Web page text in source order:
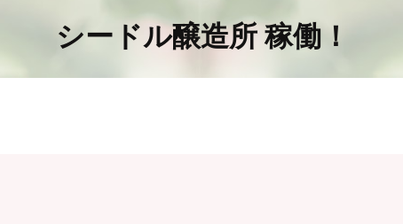
シードル醸造所 稼働！